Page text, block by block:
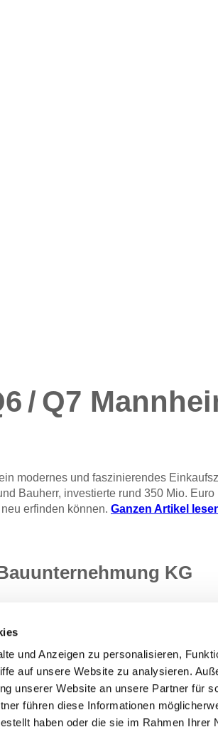
und Anzeigen zu personalisieren,
auf unsere Website zu analysieren.
unserer Website an unsere Partner für
führen diese Informationen
haben oder die sie im Rahmen Ihrer
/ Q7
modernes und faszinierendes
Bauherr, investierte rund 350 Mio.
erfinden können. Ganzen Artikel
KG